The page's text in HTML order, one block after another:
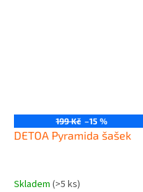
199 Kč –15 %
DETOA Pyramida šašek
Skladem (>5 ks)